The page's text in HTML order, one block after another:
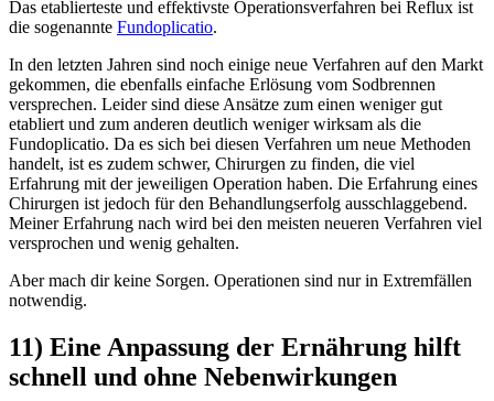
Das etablierteste und effektivste Operationsverfahren bei Reflux ist
die sogenannte Fundoplicatio.
In den letzten Jahren sind noch einige neue Verfahren auf den Markt
gekommen, die ebenfalls einfache Erlösung vom Sodbrennen
versprechen. Leider sind diese Ansätze zum einen weniger gut
etabliert und zum anderen deutlich weniger wirksam als die
Fundoplicatio. Da es sich bei diesen Verfahren um neue Methoden
handelt, ist es zudem schwer, Chirurgen zu finden, die viel
Erfahrung mit der jeweiligen Operation haben. Die Erfahrung eines
Chirurgen ist jedoch für den Behandlungserfolg ausschlaggebend.
Meiner Erfahrung nach wird bei den meisten neueren Verfahren viel
versprochen und wenig gehalten.
Aber mach dir keine Sorgen. Operationen sind nur in Extremfällen
notwendig.
11) Eine Anpassung der Ernährung hilft
schnell und ohne Nebenwirkungen